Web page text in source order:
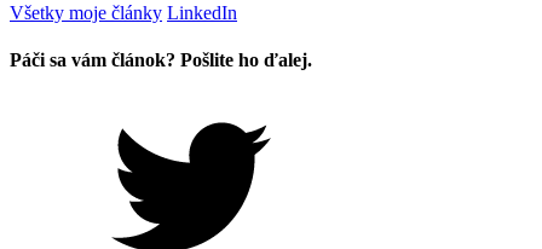
Všetky moje články LinkedIn
Páči sa vám článok? Pošlite ho ďalej.